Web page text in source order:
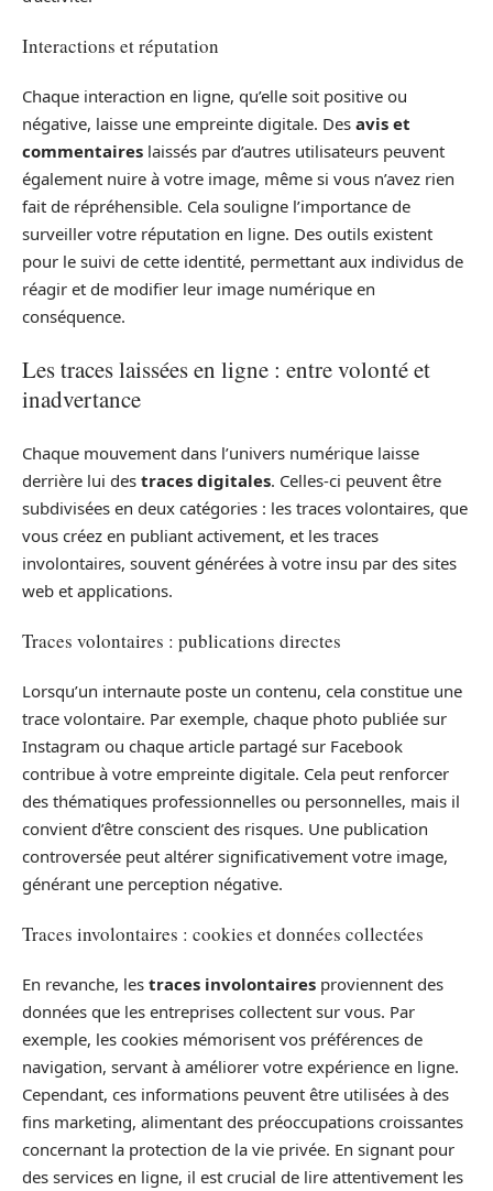
Interactions et réputation
Chaque interaction en ligne, qu’elle soit positive ou
négative, laisse une empreinte digitale. Des avis et
commentaires laissés par d’autres utilisateurs peuvent
également nuire à votre image, même si vous n’avez rien
fait de répréhensible. Cela souligne l’importance de
surveiller votre réputation en ligne. Des outils existent
pour le suivi de cette identité, permettant aux individus de
réagir et de modifier leur image numérique en
conséquence.
Les traces laissées en ligne : entre volonté et
inadvertance
Chaque mouvement dans l’univers numérique laisse
derrière lui des traces digitales. Celles-ci peuvent être
subdivisées en deux catégories : les traces volontaires, que
vous créez en publiant activement, et les traces
involontaires, souvent générées à votre insu par des sites
web et applications.
Traces volontaires : publications directes
Lorsqu’un internaute poste un contenu, cela constitue une
trace volontaire. Par exemple, chaque photo publiée sur
Instagram ou chaque article partagé sur Facebook
contribue à votre empreinte digitale. Cela peut renforcer
des thématiques professionnelles ou personnelles, mais il
convient d’être conscient des risques. Une publication
controversée peut altérer significativement votre image,
générant une perception négative.
Traces involontaires : cookies et données collectées
En revanche, les traces involontaires proviennent des
données que les entreprises collectent sur vous. Par
exemple, les cookies mémorisent vos préférences de
navigation, servant à améliorer votre expérience en ligne.
Cependant, ces informations peuvent être utilisées à des
fins marketing, alimentant des préoccupations croissantes
concernant la protection de la vie privée. En signant pour
des services en ligne, il est crucial de lire attentivement les